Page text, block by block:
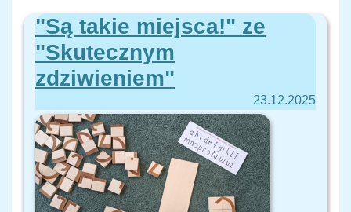
"Są takie miejsca!" ze
"Skutecznym
zdziwieniem"
23.12.2025